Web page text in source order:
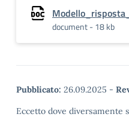
document - 18 kb
Pubblicato: 26.09.2025 -
Eccetto dove diversamente